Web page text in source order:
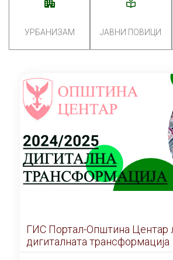
УРБАНИЗАМ ЈАВНИ ПОВИЦИ
ГИС Портал-Општина Центар
дигиталната трансформација